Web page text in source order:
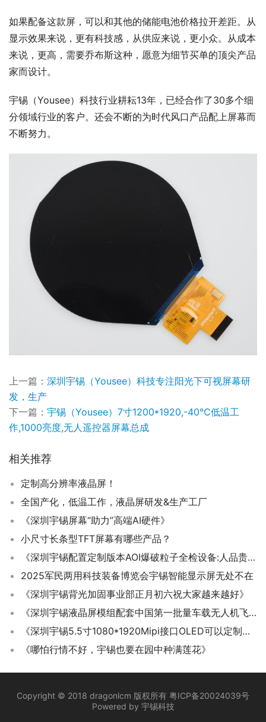
如果配备这款屏，可以和其他的储能电池价格拉开差距。从
显示效果来说，更有科技感，从供应来说，更小众。从成本
来说，更高，需要乔布斯这种，愿意为细节买单的顶尖产品
家而设计。
宇锡（Yousee）科技行业耕耘13年，已经合作了30多个细
分领域行业的客户。还会不断的为时代风口产品配上屏幕而
不断努力。
上一篇： 深圳宇锡（Yousee）科技专注阳光下可视屏幕研
发，生产
下一篇： 宇锡（Yousee）7寸1200*1920,-40℃低温工
作,1000亮度,无人遥控器屏幕总成
相关推荐
定制高分辨率液晶屏！
全国产化，低温工作，液晶屏研发&生产工厂
《深圳宇锡屏幕“助力”高端AI硬件》
小尺寸长条型TFT屏幕有哪些产品？
《深圳宇锡配置定制版本AOI爆破粒子全检设备:人品贵重号》
2025军民两用科技装备博览会宇锡智能显示屏无处不在
《深圳宇锡背光加固事业部正月初六祝大家越来越好》
《深圳宇锡液晶屏模组配套中国第一批量车载无人机飞控》
《深圳宇锡5.5寸1080*1920Mipi接口OLED可以定制百分之百国产化》
《哪怕行情不好，宇锡也要在园中种满莲花》
Copyright © 2018 dragonlcm 版权所有 粤ICP备20024039号
Powered by 宇锡科技